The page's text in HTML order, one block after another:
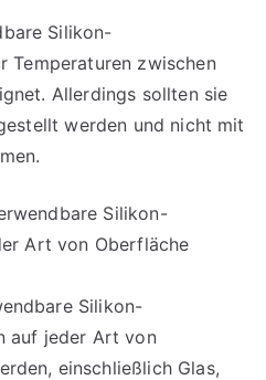
Silikon-
Temperaturen zwischen
Allerdings sollten sie
werden und nicht mit
Silikon-
Art von Oberfläche
Silikon-
auf jeder Art von
einschließlich Glas,